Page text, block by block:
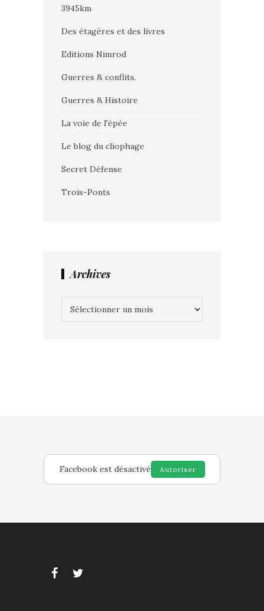
3945km
Des étagères et des livres
Editions Nimrod
Guerres & conflits.
Guerres & Histoire
La voie de l'épée
Le blog du cliophage
Secret Défense
Trois-Ponts
Archives
Facebook est désactivé Autoriser